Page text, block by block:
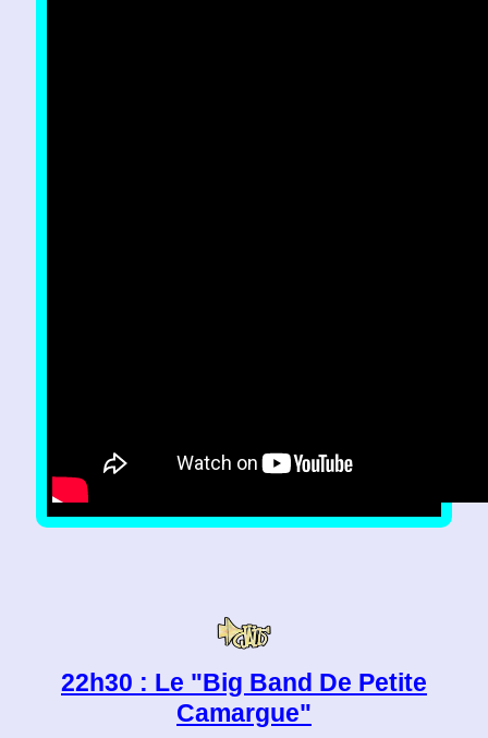
22h30 : Le "Big Band De Petite
Camargue"